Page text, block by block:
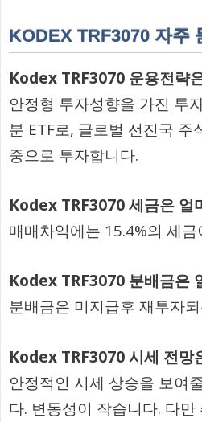
KODEX TRF3070 자주
Kodex TRF3070 운용전략
안정형 투자성향을 가진 투
분 ETF로, 글로벌 선진국 주
중으로 투자합니다.
Kodex TRF3070 세금은 얼
매매차익에는 15.4%의 세
Kodex TRF3070 분배금은
분배금은 미지급후 재투자
Kodex TRF3070 시세 전망
안정적인 시세 상승을 보여
다. 변동성이 작습니다. 다